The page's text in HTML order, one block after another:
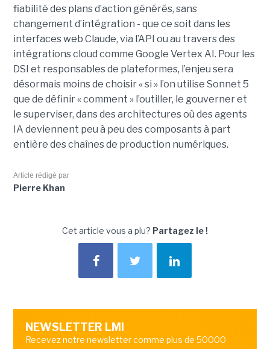
fiabilité des plans d’action générés, sans
changement d’intégration - que ce soit dans les
interfaces web Claude, via l’API ou au travers des
intégrations cloud comme Google Vertex AI. Pour les
DSI et responsables de plateformes, l’enjeu sera
désormais moins de choisir « si » l’on utilise Sonnet 5
que de définir « comment » l’outiller, le gouverner et
le superviser, dans des architectures où des agents
IA deviennent peu à peu des composants à part
entière des chaînes de production numériques.
Article rédigé par
Pierre Khan
Cet article vous a plu? Partagez le !
NEWSLETTER LMI
Recevez notre newsletter comme plus de 50000